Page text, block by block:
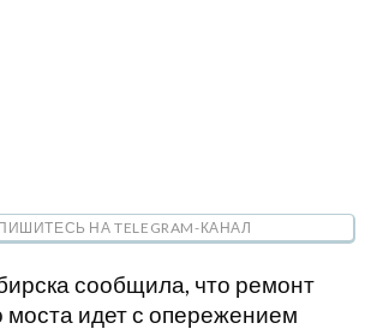
НА TELEGRAM-КАНАЛ
сообщила, что ремонт
моста идет с опережением